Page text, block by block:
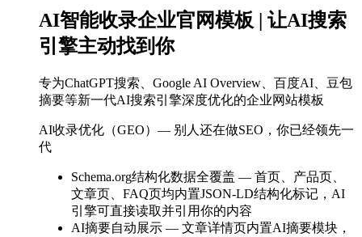
AI智能收录企业官网模板 | 让AI搜索
引擎主动找到你
专为ChatGPT搜索、Google AI Overview、百度AI、豆包
摘要等新一代AI搜索引擎深度优化的企业网站模板
AI收录优化（GEO）— 别人还在做SEO，你已经领先一
代
Schema.org结构化数据全覆盖 — 首页、产品页、
文章页、FAQ页均内置JSON-LD结构化标记，AI
引擎可直接读取并引用你的内容
AI摘要自动展示 — 文章详情页内置AI摘要模块，